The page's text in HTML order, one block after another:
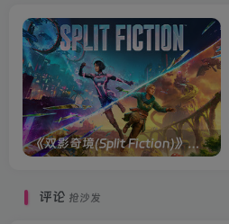
《双影奇境(Split Fiction)》单机版/联机版[v1.0 单机版/联机版]
评论 抢沙发